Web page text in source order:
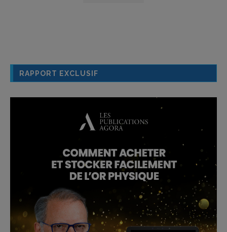
RAPPORT EXCLUSIF